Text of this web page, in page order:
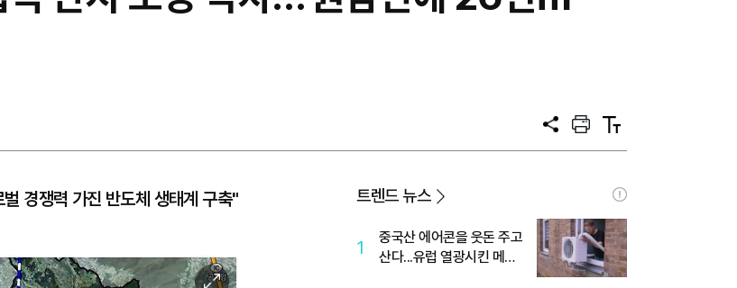
공
프
트
텍
트
경쟁력 가진 반도체 생태계 구축"
이
트렌드 뉴스
1
중국산 에어콘을 웃돈 주고
산다...유럽 열광시킨 메이